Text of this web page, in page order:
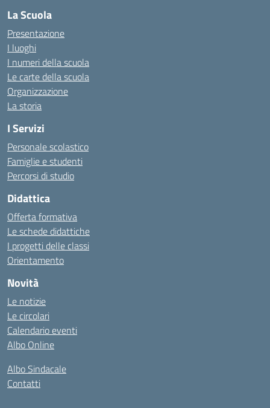
La Scuola
Presentazione
I luoghi
I numeri della scuola
Le carte della scuola
Organizzazione
La storia
I Servizi
Personale scolastico
Famiglie e studenti
Percorsi di studio
Didattica
Offerta formativa
Le schede didattiche
I progetti delle classi
Orientamento
Novità
Le notizie
Le circolari
Calendario eventi
Albo Online
Albo Sindacale
Contatti